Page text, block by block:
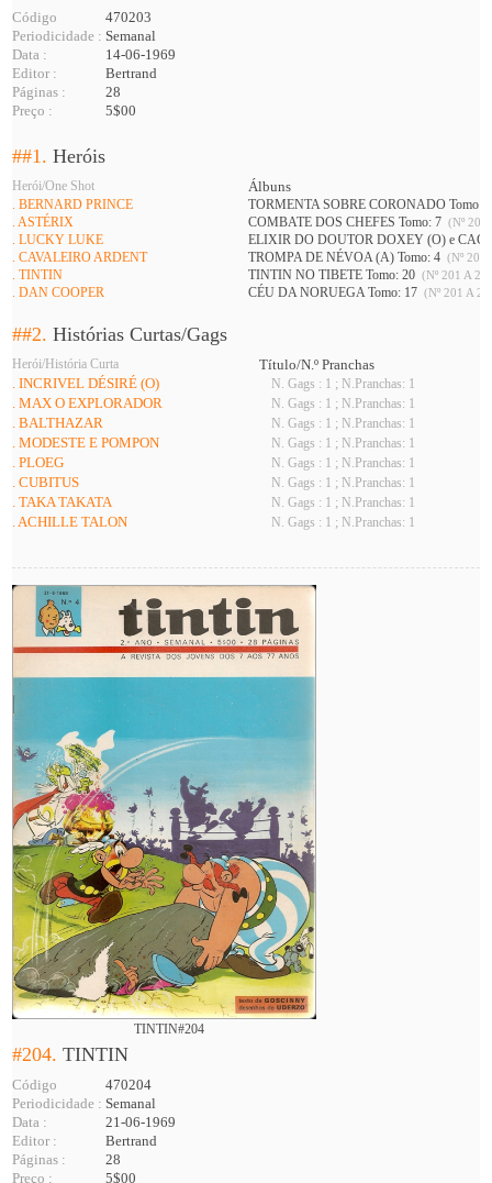
Código
470203
Periodicidade : Semanal
Data :
14-06-1969
Editor :
Bertrand
Páginas :
28
Preço :
5$00
##1.Heróis
Herói/One Shot Álbuns
. BERNARD PRINCE
TORMENTA SOBRE CORONADO Tomo:
. ASTÉRIX
COMBATE DOS CHEFES Tomo: 7 (Nº 201
. LUCKY LUKE
ELIXIR DO DOUTOR DOXEY (O) e
. CAVALEIRO ARDENT
TROMPA DE NÉVOA (A) Tomo: 4 (Nº 201
. TINTIN TINTIN NO TIBETE Tomo: 20 (Nº 201 A
. DAN COOPER CÉU DA NORUEGA Tomo: 17 (Nº 201 A
##2.Histórias Curtas/Gags
Herói/História Curta
Título/N.º Pranchas
. INCRIVEL DÉSIRÉ (O)
N. Gags : 1 ; N.Pranchas: 1
. MAX O EXPLORADOR N. Gags : 1 ; N.Pranchas: 1
. BALTHAZAR N. Gags : 1 ; N.Pranchas: 1
. MODESTE E POMPON N. Gags : 1 ; N.Pranchas: 1
. PLOEG N. Gags : 1 ; N.Pranchas: 1
. CUBITUS N. Gags : 1 ; N.Pranchas: 1
. TAKA TAKATA N. Gags : 1 ; N.Pranchas: 1
. ACHILLE TALON N. Gags : 1 ; N.Pranchas: 1
TINTIN#204
#204.TINTIN
Código
470204
Periodicidade : Semanal
Data :
21-06-1969
Editor :
Bertrand
Páginas :
28
Preço :
5$00